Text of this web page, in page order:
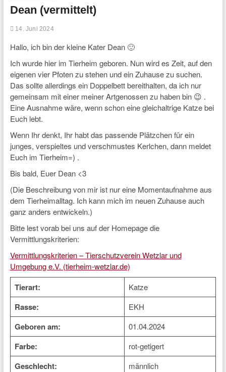
Dean (vermittelt)
14. Juni 2024
Hallo, ich bin der kleine Kater Dean 🙂
Ich wurde hier im Tierheim geboren. Nun wird es Zeit, auf den
eigenen vier Pfoten zu stehen und ein Zuhause zu suchen.
Das sollte allerdings ein Doppelbett bereithalten, da ich nur
gemeinsam mit einer meiner Artgenossen zu haben bin 😉 .
Eine Ausnahme wäre, wenn schon eine gleichaltrige Katze bei
Euch lebt.
Wenn Ihr denkt, Ihr habt das passende Plätzchen für ein
junges, verspieltes und verschmustes Kerlchen, dann meldet
Euch im Tierheim=) .
Bis bald, Euer Dean <3
(Die Beschreibung von mir ist nur eine Momentaufnahme aus
dem Tierheimalltag. Ich kann mich im neuen Zuhause auch
ganz anders entwickeln.)
Bitte lest vorab bei uns auf der Homepage die
Vermittlungskriterien:
Vermittlungskriterien – Tierschutzverein Wetzlar und
Umgebung e.V. (tierheim-wetzlar.de)
Tierart: Katze
Rasse: EKH
Geboren am: 01.04.2024
Farbe: rot-getigert
Geschlecht: männlich